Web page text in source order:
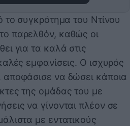
το συγκρότημα του Ντίνου
παρελθόν, καθώς οι
για τα καλά στις
εμφανίσεις. Ο ισχυρός
να δώσει κάποια
της ομάδας του με
να γίνονται πλέον σε
με εντατικούς